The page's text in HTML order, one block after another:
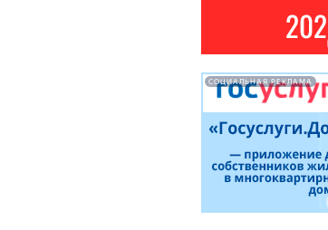
СОЦИАЛЬНАЯ РЕКЛАМА